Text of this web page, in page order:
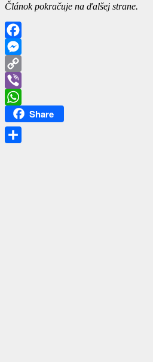
Článok pokračuje na ďalšej strane.
Facebook
Messenger
Copy
Link
Viber
WhatsApp
Share